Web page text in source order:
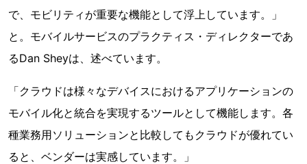
で、モビリティが重要な機能として浮上しています。」
と。モバイルサービスのプラクティス・ディレクターであ
るDan Sheyは、述べています。
「クラウドは様々なデバイスにおけるアプリケーションの
モバイル化と統合を実現するツールとして機能します。各
種業務用ソリューションと比較してもクラウドが優れてい
ると、ベンダーは実感しています。」